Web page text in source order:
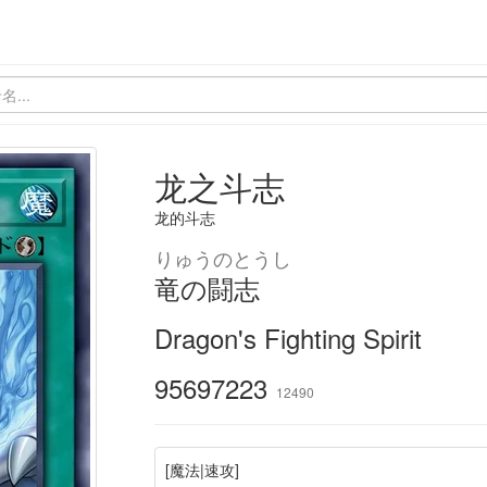
龙之斗志
龙的斗志
りゅうのとうし
竜の闘志
Dragon's Fighting Spirit
95697223 12490
[魔法|速攻]